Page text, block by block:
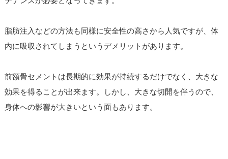
脂肪注入などの方法も同様に安全性の高さから人気ですが、体
内に吸収されてしまうというデメリットがあります。
前額骨セメントは長期的に効果が持続するだけでなく、大きな
効果を得ることが出来ます。しかし、大きな切開を伴うので、
身体への影響が大きいという面もあります。